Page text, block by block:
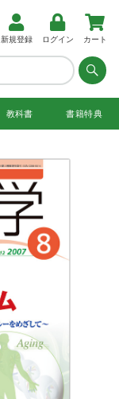
新規登録 ログイン カート
教科書 書籍特典